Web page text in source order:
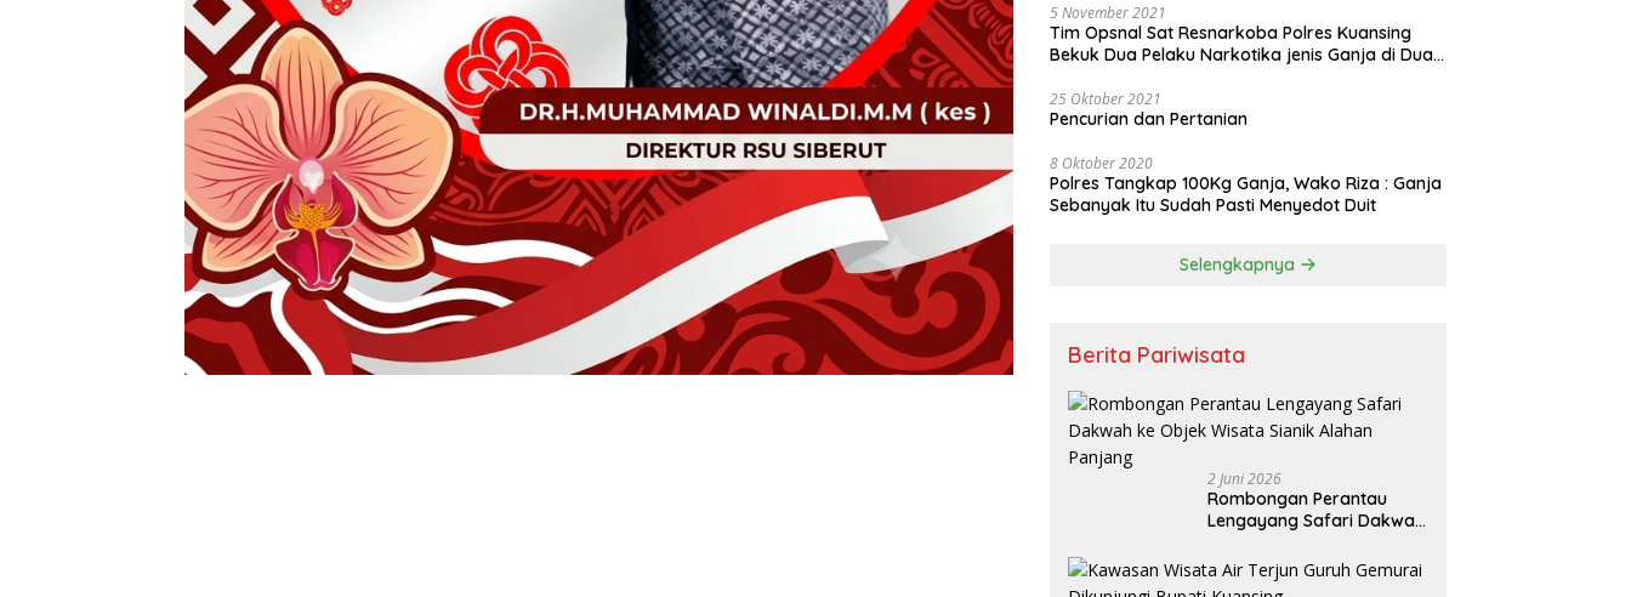
5 November 2021
Tim Opsnal Sat Resnarkoba Polres Kuansing
Bekuk Dua Pelaku Narkotika jenis Ganja di Dua
25 Oktober 2021
Pencurian dan Pertanian
8 Oktober 2020
Polres Tangkap 100Kg Ganja, Wako Riza : Ganja
Sebanyak Itu Sudah Pasti Menyedot Duit
Selengkapnya
Berita Pariwisata
2 Juni 2026
Rombongan Perantau
Lengayang Safari Dakwah
Alahan Panjang